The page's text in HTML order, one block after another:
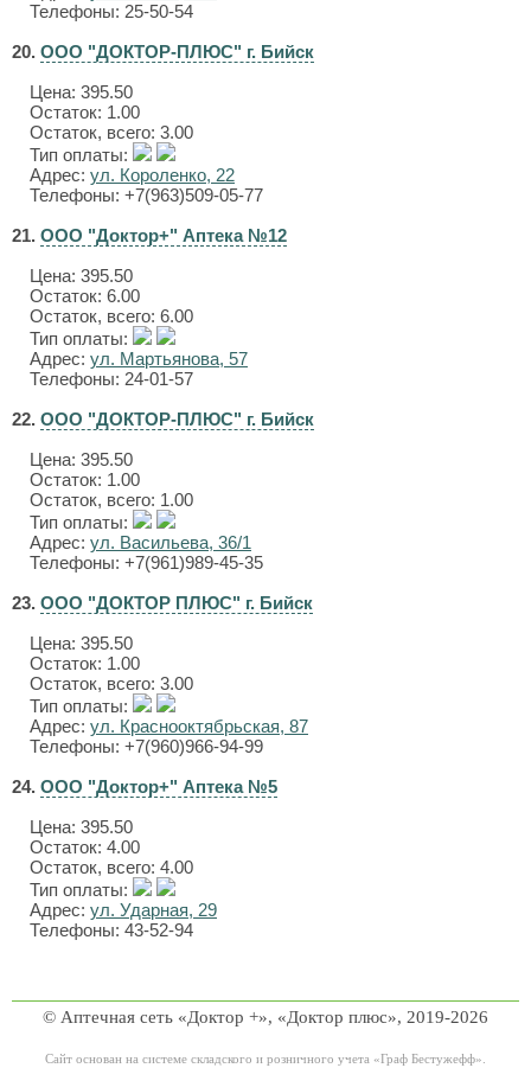
Телефоны: 25-50-54
20. ООО "ДОКТОР-ПЛЮС" г. Бийск
Цена: 395.50
Остаток: 1.00
Остаток, всего: 3.00
Тип оплаты:
Адрес: ул. Короленко, 22
Телефоны: +7(963)509-05-77
21. ООО "Доктор+" Аптека №12
Цена: 395.50
Остаток: 6.00
Остаток, всего: 6.00
Тип оплаты:
Адрес: ул. Мартьянова, 57
Телефоны: 24-01-57
22. ООО "ДОКТОР-ПЛЮС" г. Бийск
Цена: 395.50
Остаток: 1.00
Остаток, всего: 1.00
Тип оплаты:
Адрес: ул. Васильева, 36/1
Телефоны: +7(961)989-45-35
23. ООО "ДОКТОР ПЛЮС" г. Бийск
Цена: 395.50
Остаток: 1.00
Остаток, всего: 3.00
Тип оплаты:
Адрес: ул. Краснооктябрьская, 87
Телефоны: +7(960)966-94-99
24. ООО "Доктор+" Аптека №5
Цена: 395.50
Остаток: 4.00
Остаток, всего: 4.00
Тип оплаты:
Адрес: ул. Ударная, 29
Телефоны: 43-52-94
© Аптечная сеть «Доктор +», «Доктор плюс», 2019-2026
Сайт основан на системе складского и розничного учета «Граф Бестужефф».